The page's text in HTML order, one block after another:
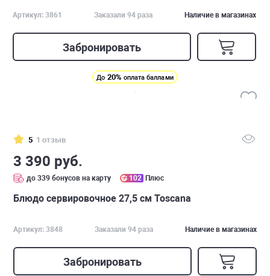
Артикул: 3861 Заказали 94 раза Наличие в магазинах
Забронировать
До 20% оплата баллами
5 1 отзыв
3 390 руб.
до 339 бонусов на карту 102 Плюс
Блюдо сервировочное 27,5 см Toscana
Артикул: 3848 Заказали 94 раза Наличие в магазинах
Забронировать